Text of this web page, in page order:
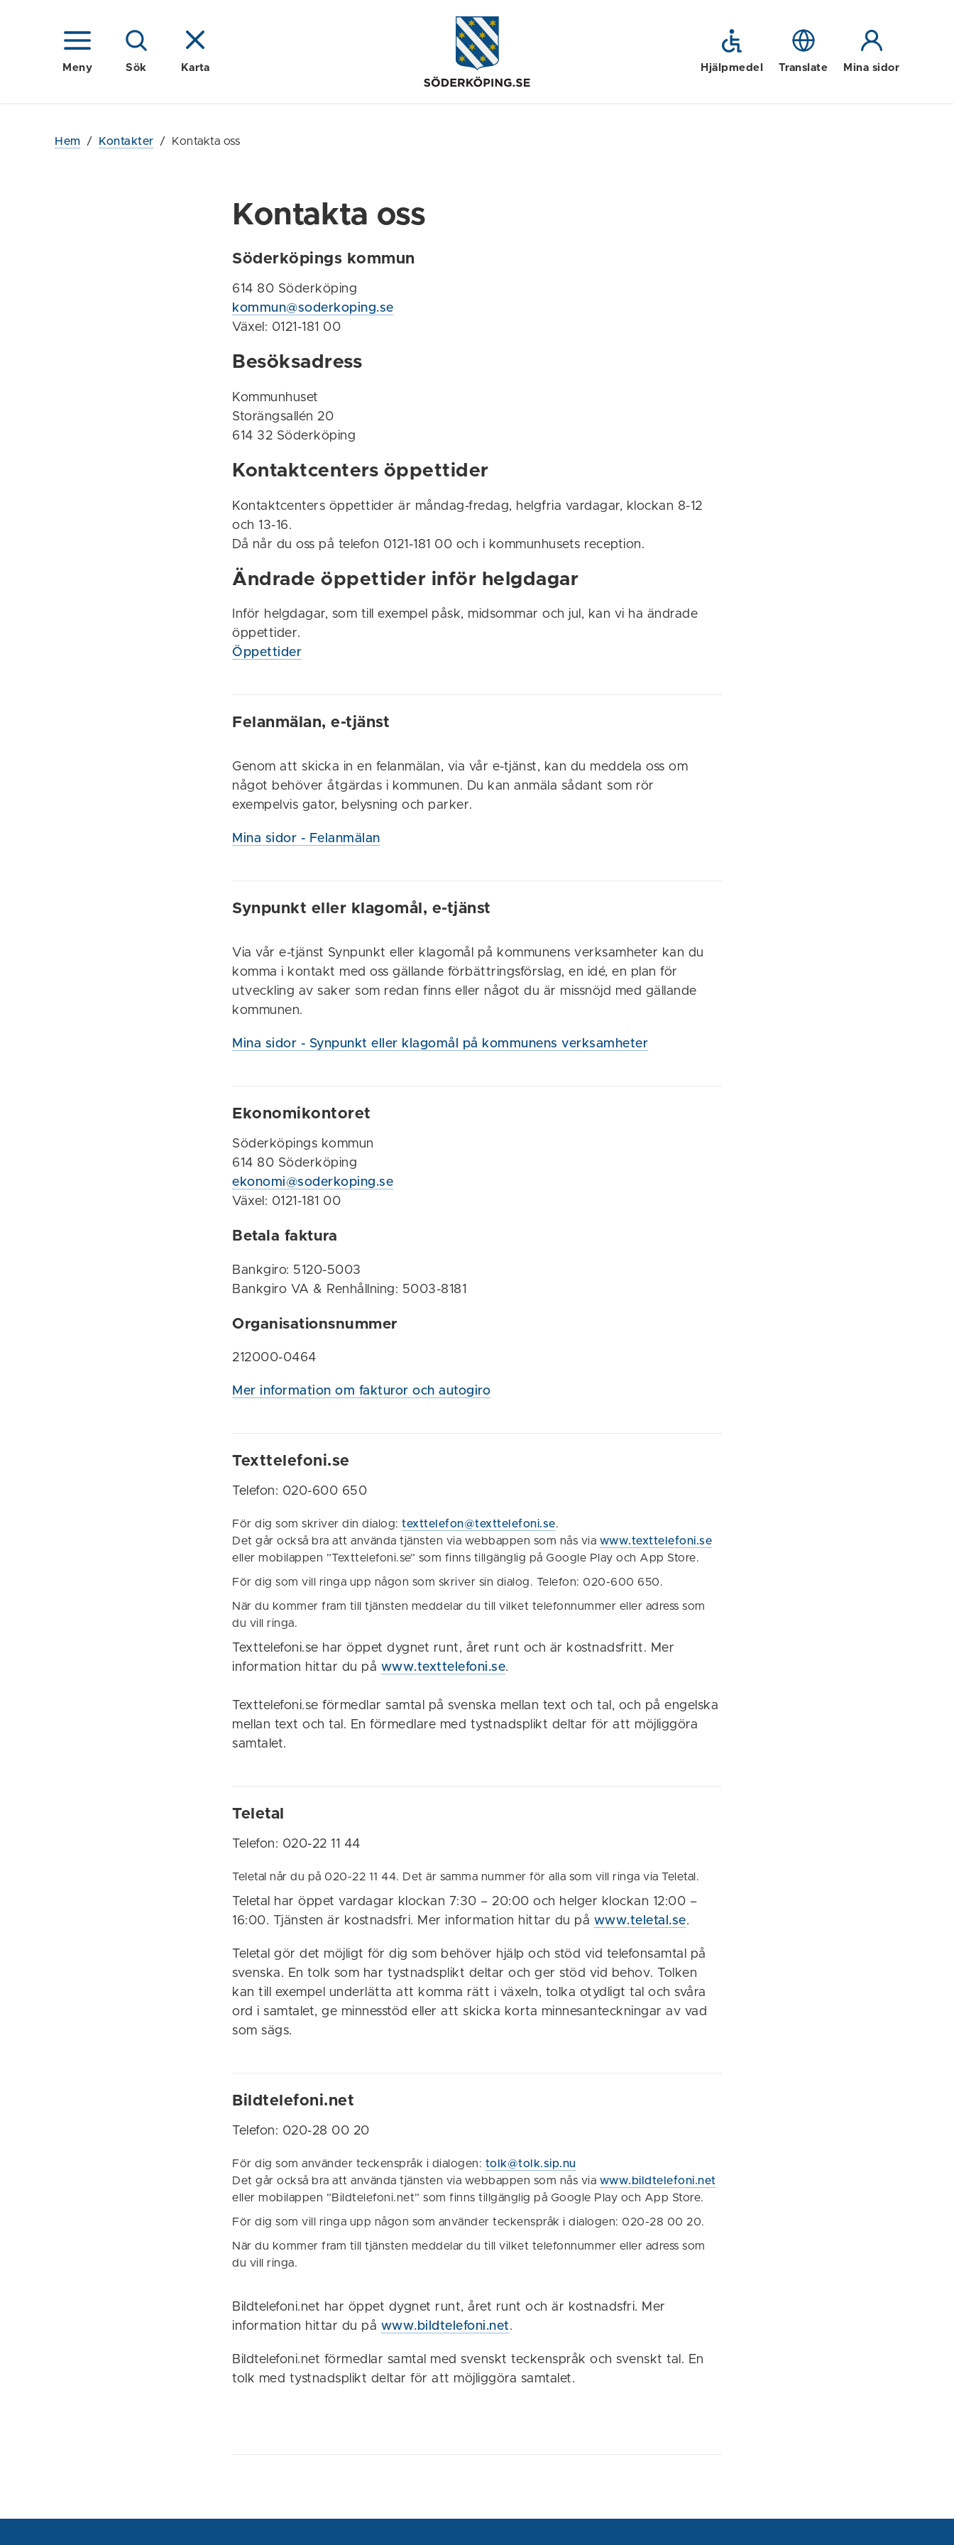
Meny Sök Karta Hjälpmedel Translate Mina sidor
Hem / Kontakter / Kontakta oss
Kontakta oss
Söderköpings kommun
614 80 Söderköping
kommun@soderkoping.se
Växel: 0121-181 00
Besöksadress
Kommunhuset
Storängsallén 20
614 32 Söderköping
Kontaktcenters öppettider
Kontaktcenters öppettider är måndag-fredag, helgfria vardagar, klockan 8-12
och 13-16.
Då når du oss på telefon 0121-181 00 och i kommunhusets reception.
Ändrade öppettider inför helgdagar
Inför helgdagar, som till exempel påsk, midsommar och jul, kan vi ha ändrade
öppettider.
Öppettider
Felanmälan, e-tjänst
Genom att skicka in en felanmälan, via vår e-tjänst, kan du meddela oss om
något behöver åtgärdas i kommunen. Du kan anmäla sådant som rör
exempelvis gator, belysning och parker.
Mina sidor - Felanmälan
Synpunkt eller klagomål, e-tjänst
Via vår e-tjänst Synpunkt eller klagomål på kommunens verksamheter kan du
komma i kontakt med oss gällande förbättringsförslag, en idé, en plan för
utveckling av saker som redan finns eller något du är missnöjd med gällande
kommunen.
Mina sidor - Synpunkt eller klagomål på kommunens verksamheter
Ekonomikontoret
Söderköpings kommun
614 80 Söderköping
ekonomi@soderkoping.se
Växel: 0121-181 00
Betala faktura
Bankgiro: 5120-5003
Bankgiro VA & Renhållning: 5003-8181
Organisationsnummer
212000-0464
Mer information om fakturor och autogiro
Texttelefoni.se
Telefon: 020-600 650
För dig som skriver din dialog: texttelefon@texttelefoni.se.
Det går också bra att använda tjänsten via webbappen som nås via www.texttelefoni.se
eller mobilappen ”Texttelefoni.se” som finns tillgänglig på Google Play och App Store.
För dig som vill ringa upp någon som skriver sin dialog. Telefon: 020-600 650.
När du kommer fram till tjänsten meddelar du till vilket telefonnummer eller adress som
du vill ringa.
Texttelefoni.se har öppet dygnet runt, året runt och är kostnadsfritt. Mer
information hittar du på www.texttelefoni.se.
Texttelefoni.se förmedlar samtal på svenska mellan text och tal, och på engelska
mellan text och tal. En förmedlare med tystnadsplikt deltar för att möjliggöra
samtalet.
Teletal
Telefon: 020-22 11 44
Teletal når du på 020-22 11 44. Det är samma nummer för alla som vill ringa via Teletal.
Teletal har öppet vardagar klockan 7:30 – 20:00 och helger klockan 12:00 –
16:00. Tjänsten är kostnadsfri. Mer information hittar du på www.teletal.se.
Teletal gör det möjligt för dig som behöver hjälp och stöd vid telefonsamtal på
svenska. En tolk som har tystnadsplikt deltar och ger stöd vid behov. Tolken
kan till exempel underlätta att komma rätt i växeln, tolka otydligt tal och svåra
ord i samtalet, ge minnesstöd eller att skicka korta minnesanteckningar av vad
som sägs.
Bildtelefoni.net
Telefon: 020-28 00 20
För dig som använder teckenspråk i dialogen: tolk@tolk.sip.nu
Det går också bra att använda tjänsten via webbappen som nås via www.bildtelefoni.net
eller mobilappen ”Bildtelefoni.net” som finns tillgänglig på Google Play och App Store.
För dig som vill ringa upp någon som använder teckenspråk i dialogen: 020-28 00 20.
När du kommer fram till tjänsten meddelar du till vilket telefonnummer eller adress som
du vill ringa.
Bildtelefoni.net har öppet dygnet runt, året runt och är kostnadsfri. Mer
information hittar du på www.bildtelefoni.net.
Bildtelefoni.net förmedlar samtal med svenskt teckenspråk och svenskt tal. En
tolk med tystnadsplikt deltar för att möjliggöra samtalet.